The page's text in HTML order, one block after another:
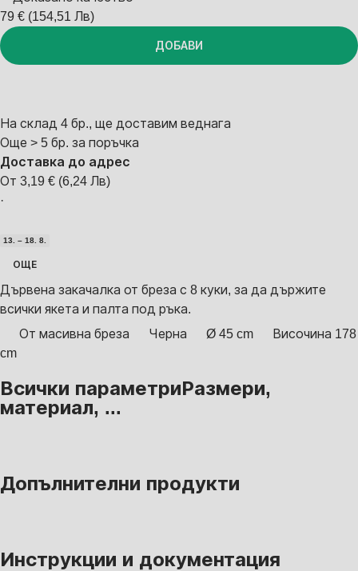
79 € (154,51 Лв)
ДОБАВИ
На склад 4 бр., ще доставим веднага
Още > 5 бр. за поръчка
Доставка до адрес
От 3,19 € (6,24 Лв)
·
13. – 18. 8.
ОЩЕ
Дървена закачалка от бреза с 8 куки, за да държите
всички якета и палта под ръка.
От масивна бреза
Черна Ø 45 cm
Височина 178
cm
Всички параметриРазмери,
материал, ...
Допълнителни продукти
Инструкции и документация